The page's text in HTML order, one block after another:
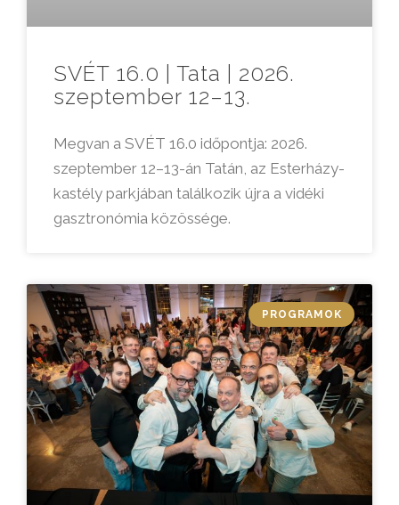
SVÉT 16.0 | Tata | 2026.
szeptember 12–13.
Megvan a SVÉT 16.0 időpontja: 2026.
szeptember 12–13-án Tatán, az Esterházy-
kastély parkjában találkozik újra a vidéki
gasztronómia közössége.
PROGRAMOK